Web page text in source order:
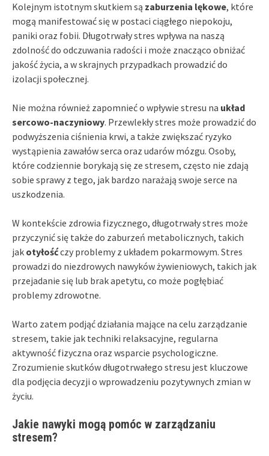
Kolejnym istotnym skutkiem są zaburzenia lękowe, które
mogą manifestować się w postaci ciągłego niepokoju,
paniki oraz fobii. Długotrwały stres wpływa na naszą
zdolność do odczuwania radości i może znacząco obniżać
jakość życia, a w skrajnych przypadkach prowadzić do
izolacji społecznej.
Nie można również zapomnieć o wpływie stresu na układ
sercowo-naczyniowy. Przewlekły stres może prowadzić do
podwyższenia ciśnienia krwi, a także zwiększać ryzyko
wystąpienia zawałów serca oraz udarów mózgu. Osoby,
które codziennie borykają się ze stresem, często nie zdają
sobie sprawy z tego, jak bardzo narażają swoje serce na
uszkodzenia.
W kontekście zdrowia fizycznego, długotrwały stres może
przyczynić się także do zaburzeń metabolicznych, takich
jak otyłośćczy problemy z układem pokarmowym. Stres
prowadzi do niezdrowych nawyków żywieniowych, takich jak
przejadanie się lub brak apetytu, co może pogłębiać
problemy zdrowotne.
Warto zatem podjąć działania mające na celu zarządzanie
stresem, takie jak techniki relaksacyjne, regularna
aktywność fizyczna oraz wsparcie psychologiczne.
Zrozumienie skutków długotrwałego stresu jest kluczowe
dla podjęcia decyzji o wprowadzeniu pozytywnych zmian w
życiu.
Jakie nawyki mogą pomóc w zarządzaniu
stresem?